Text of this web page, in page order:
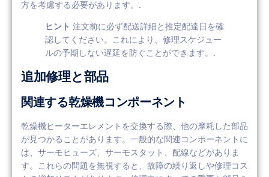
方を考慮する必要があります。.
ヒント 注文前に必ず配送詳細と推定配達日を確
認してください。これにより、修理スケジュー
ルの予期しない遅延を防ぐことができます。.
追加修理と部品
関連する乾燥機コンポーネント
乾燥機ヒーターエレメントを交換する際、他の摩耗した部品
が見つかることがあります。一般的な関連コンポーネントに
は、サーモヒューズ、サーモスタット、配線などがありま
す。これらの問題を無視すると、故障の繰り返しや修理コス